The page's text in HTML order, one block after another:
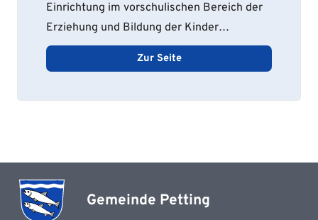
Einrichtung im vorschulischen Bereich der
Erziehung und Bildung der Kinder…
Zur Seite
Gemeinde Petting